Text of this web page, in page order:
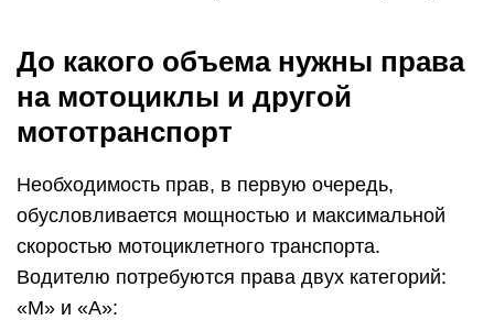
До какого объема нужны права
на мотоциклы и другой
мототранспорт
Необходимость прав, в первую очередь,
обусловливается мощностью и максимальной
скоростью мотоциклетного транспорта.
Водителю потребуются права двух категорий:
«М» и «А»: